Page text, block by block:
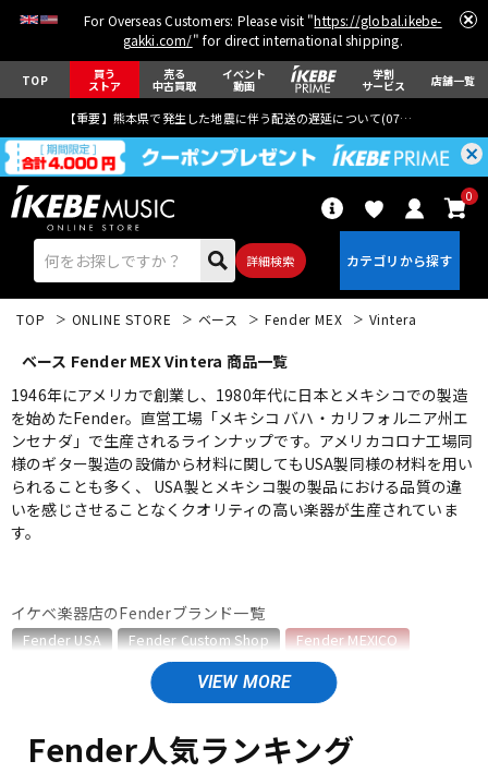
For Overseas Customers: Please visit "https://global.ikebe-
gakki.com/" for direct international shipping.
TOP 買う
ストア
売る
中古買取
イベント
動画
学割
サービス 店舗一覧
【重要】熊本県で発生した地震に伴う配送の遅延について(07月29日
詳細検索
0
エレキギター アコギ/エレアコ
ベース ウクレレ
キーボード 電子ピアノ
管楽器 その他楽器
TOP ONLINE STORE ベース Fender MEX Vintera
ベース Fender MEX Vintera 商品一覧
1946年にアメリカで創業し、1980年代に日本とメキシコでの製造
を始めたFender。直営工場「メキシコ バハ・カリフォルニア州エ
ンセナダ」で生産されるラインナップです。アメリカコロナ工場同
様のギター製造の設備から材料に関してもUSA製同様の材料を用い
られることも多く、 USA製とメキシコ製の製品における品質の違
いを感じさせることなくクオリティの高い楽器が生産されていま
す。
イケベ楽器店のFenderブランド一覧
Fender USA Fender Custom Shop
Fender MEXICO
Fender Made in Japan
Fender Standard Series
Fender Japan
Fender MEXICOのカテゴリ
Fender人気ランキング